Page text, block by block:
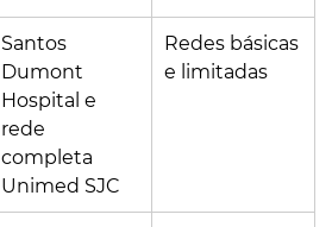
Santos
Dumont
Hospital e
rede
completa
Unimed SJC
Redes básicas
e limitadas